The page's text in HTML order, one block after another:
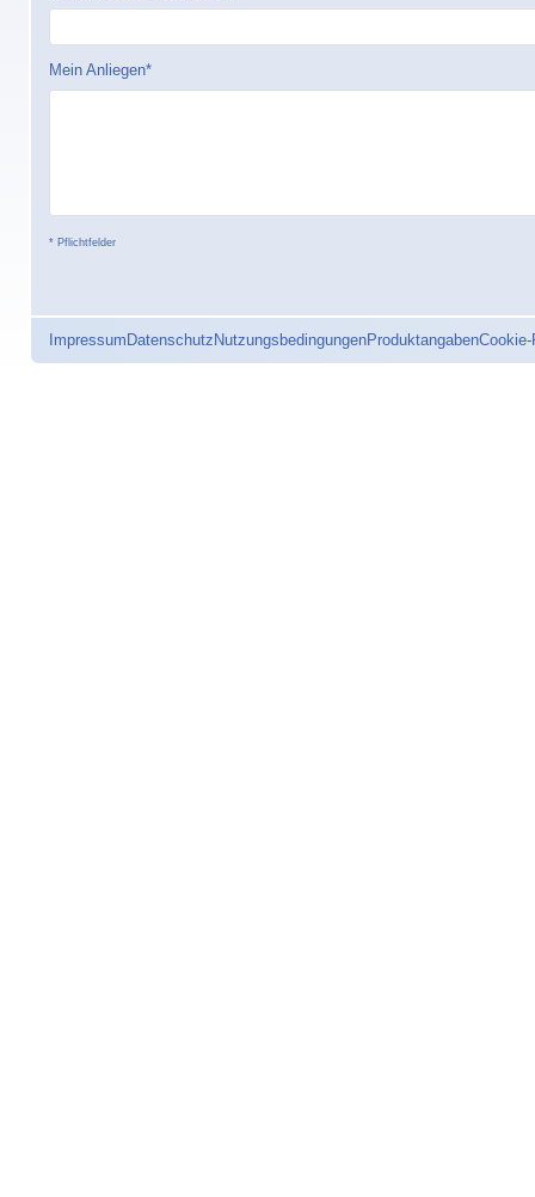
Mein Anliegen*
* Pflichtfelder
Impressum Datenschutz NutzungsbedingungenProduktangaben